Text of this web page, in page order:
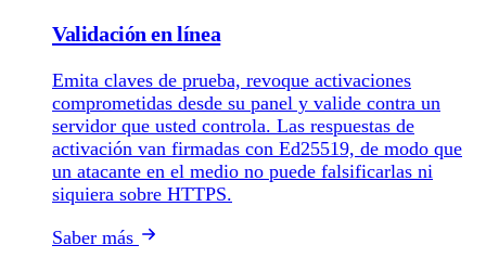
Validación en línea
Emita claves de prueba, revoque activaciones
comprometidas desde su panel y valide contra un
servidor que usted controla. Las respuestas de
activación van firmadas con Ed25519, de modo que
un atacante en el medio no puede falsificarlas ni
siquiera sobre HTTPS.
Saber más